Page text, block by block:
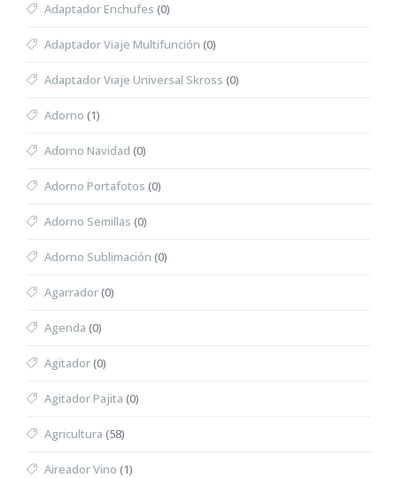
Adaptador Enchufes (0)
Adaptador Viaje Multifunción (0)
Adaptador Viaje Universal Skross (0)
Adorno (1)
Adorno Navidad (0)
Adorno Portafotos (0)
Adorno Semillas (0)
Adorno Sublimación (0)
Agarrador(0)
Agenda (0)
Agitador(0)
Agitador Pajita (0)
Agricultura (58)
Aireador Vino (1)